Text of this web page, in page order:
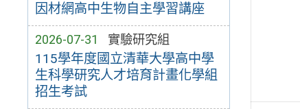
因材網高中生物自主學習講座
2026-07-31 實驗研究組
115學年度國立清華大學高中學
生科學研究人才培育計畫化學組
招生考試